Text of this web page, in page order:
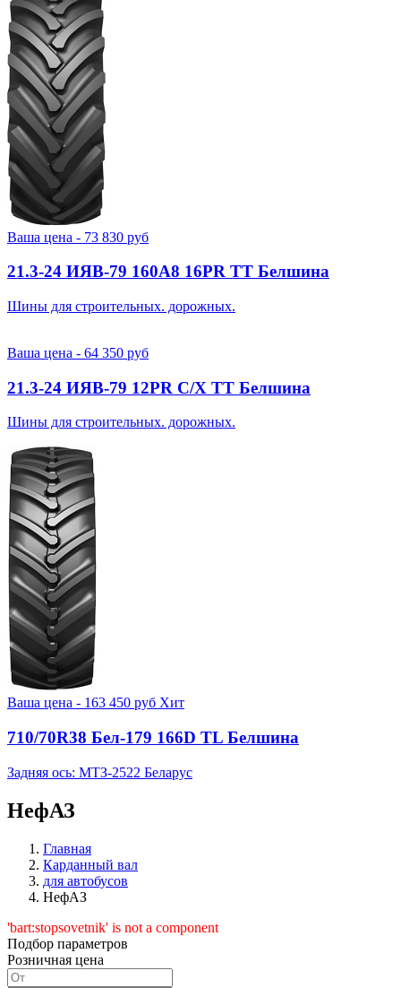
Ваша цена - 73 830 руб
21.3-24 ИЯВ-79 160A8 16PR TT Белшина
Шины для строительных. дорожных.
Ваша цена - 64 350 руб
21.3-24 ИЯВ-79 12PR С/Х TT Белшина
Шины для строительных. дорожных.
Ваша цена - 163 450 руб Хит
710/70R38 Бел-179 166D TL Белшина
Задняя ось: МТЗ-2522 Беларус
НефАЗ
Главная
Карданный вал
для автобусов
НефАЗ
'bart:stopsovetnik' is not a component
Подбор параметров
Розничная цена